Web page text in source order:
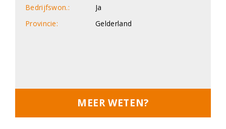
Bedrijfswon.:
Ja
Provincie:
Gelderland
MEER WETEN?